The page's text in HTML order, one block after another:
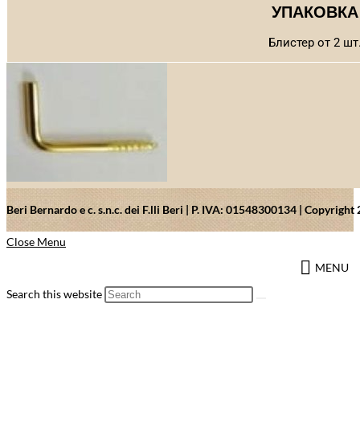
УПАКОВКА
Блистер от 2
Beri Bernardo e c. s.n.c. dei F.lli Beri | P. IVA: 01548300134 |
Close Menu
MENU
Search this website